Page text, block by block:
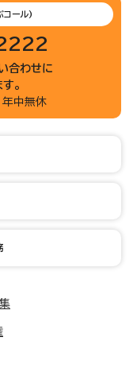
コール)
合わせに
。
中無休